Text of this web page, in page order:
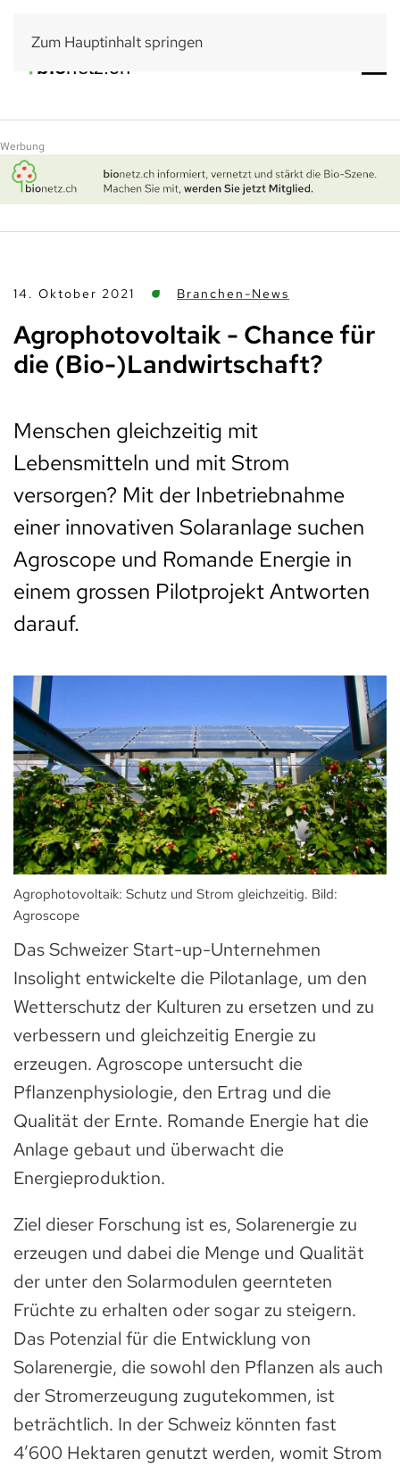
Zum Hauptinhalt springen
Werbung
14. Oktober 2021 Branchen-News
Agrophotovoltaik - Chance für
die (Bio-)Landwirtschaft?
Menschen gleichzeitig mit
Lebensmitteln und mit Strom
versorgen? Mit der Inbetriebnahme
einer innovativen Solaranlage suchen
Agroscope und Romande Energie in
einem grossen Pilotprojekt Antworten
darauf.
Agrophotovoltaik: Schutz und Strom gleichzeitig. Bild:
Agroscope
Das Schweizer Start-up-Unternehmen
Insolight entwickelte die Pilotanlage, um den
Wetterschutz der Kulturen zu ersetzen und zu
verbessern und gleichzeitig Energie zu
erzeugen. Agroscope untersucht die
Pflanzenphysiologie, den Ertrag und die
Qualität der Ernte. Romande Energie hat die
Anlage gebaut und überwacht die
Energieproduktion.
Ziel dieser Forschung ist es, Solarenergie zu
erzeugen und dabei die Menge und Qualität
der unter den Solarmodulen geernteten
Früchte zu erhalten oder sogar zu steigern.
Das Potenzial für die Entwicklung von
Solarenergie, die sowohl den Pflanzen als auch
der Stromerzeugung zugutekommen, ist
beträchtlich. In der Schweiz könnten fast
4’600 Hektaren genutzt werden, womit Strom